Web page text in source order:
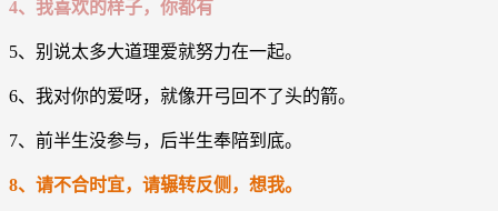
4、我喜欢的样子，你都有
5、别说太多大道理爱就努力在一起。
6、我对你的爱呀，就像开弓回不了头的箭。
7、前半生没参与，后半生奉陪到底。
8、请不合时宜，请辗转反侧，想我。